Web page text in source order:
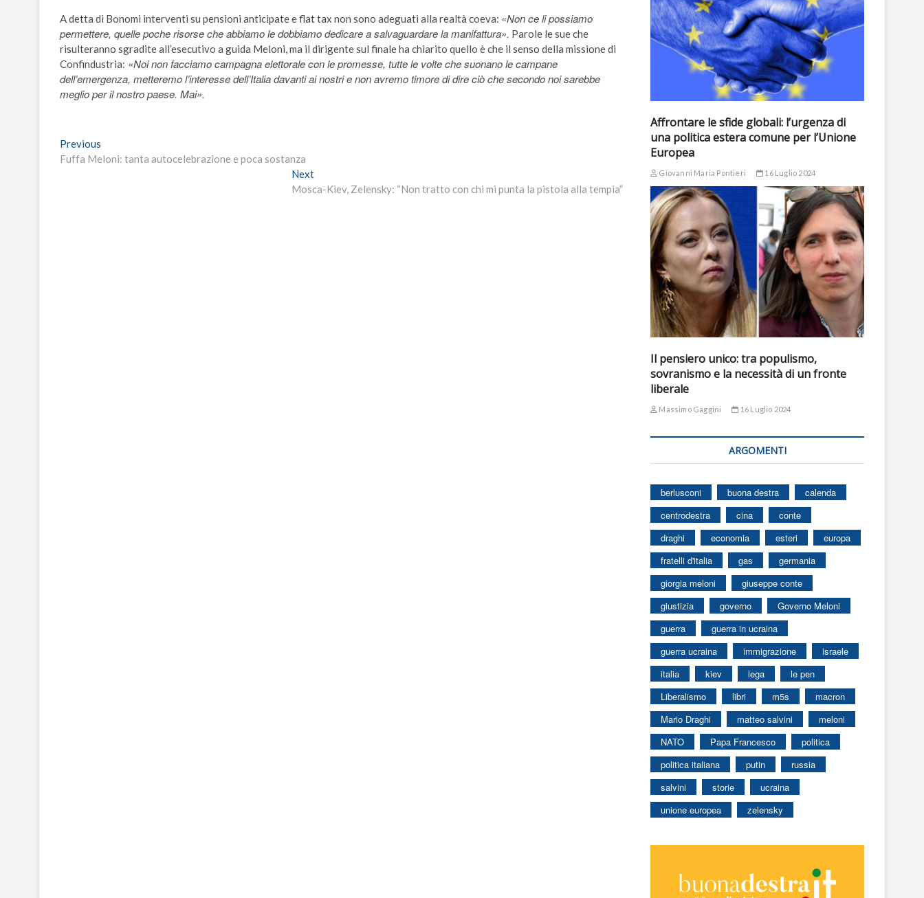
A detta di Bonomi interventi su pensioni anticipate e flat tax non sono adeguati alla realtà coeva: «Non ce li possiamo
permettere, quelle poche risorse che abbiamo le dobbiamo dedicare a salvaguardare la manifattura». Parole le sue che
risulteranno sgradite all’esecutivo a guida Meloni, ma il dirigente sul finale ha chiarito quello è che il senso della missione di
Confindustria: «Noi non facciamo campagna elettorale con le promesse, tutte le volte che suonano le campane
dell’emergenza, metteremo l’interesse dell’Italia davanti ai nostri e non avremo timore di dire ciò che secondo noi sarebbe
meglio per il nostro paese. Mai».
Navigazione
articoli
Previous
post:
Fuffa Meloni: tanta autocelebrazione e poca sostanza
NextNext
post:
Mosca-Kiev, Zelensky: “Non tratto con chi mi punta la pistola alla tempia”
Affrontare le sfide globali: l’urgenza di
una politica estera comune per l’Unione
Europea
Giovanni Maria Pontieri 16 Luglio 2024
Il pensiero unico: tra populismo,
sovranismo e la necessità di un fronte
liberale
Massimo Gaggini 16 Luglio 2024
ARGOMENTI
berlusconi buona destra
calenda
centrodestra
cina
conte
draghi
economia esteri
europa
fratelli d'italia
gas
germania
giorgia meloni
giuseppe conte
giustizia
governo
Governo Meloni
guerra
guerra in ucraina
guerra ucraina
immigrazione
israele
italia
kiev lega
le pen
Liberalismo
libri m5s
macron
Mario Draghi
matteo salvini
meloni
NATO
Papa Francesco
politica
politica italiana
putin
russia
salvini
storie
ucraina
unione europea
zelensky